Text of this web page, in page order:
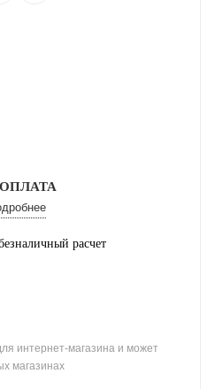
ОПЛАТА
расчет
интернет-магазина и может
магазинах